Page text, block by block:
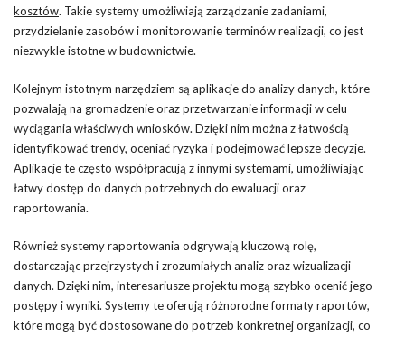
kosztów. Takie systemy umożliwiają zarządzanie zadaniami,
przydzielanie zasobów i monitorowanie terminów realizacji, co jest
niezwykle istotne w budownictwie.
Kolejnym istotnym narzędziem są aplikacje do analizy danych, które
pozwalają na gromadzenie oraz przetwarzanie informacji w celu
wyciągania właściwych wniosków. Dzięki nim można z łatwością
identyfikować trendy, oceniać ryzyka i podejmować lepsze decyzje.
Aplikacje te często współpracują z innymi systemami, umożliwiając
łatwy dostęp do danych potrzebnych do ewaluacji oraz
raportowania.
Również systemy raportowania odgrywają kluczową rolę,
dostarczając przejrzystych i zrozumiałych analiz oraz wizualizacji
danych. Dzięki nim, interesariusze projektu mogą szybko ocenić jego
postępy i wyniki. Systemy te oferują różnorodne formaty raportów,
które mogą być dostosowane do potrzeb konkretnej organizacji, co